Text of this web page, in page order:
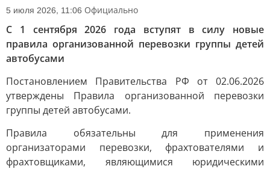
5 июля 2026, 11:06 Официально
С 1 сентября 2026 года вступят в силу новые
правила организованной перевозки группы детей
автобусами
Постановлением Правительства РФ от 02.06.2026
утверждены Правила организованной перевозки
группы детей автобусами.
Правила обязательны для применения
организаторами перевозки, фрахтователями и
фрахтовщиками, являющимися юридическими